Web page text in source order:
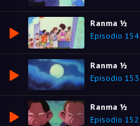
Ranma ½
Episodio 154
Ranma ½
Episodio 153
Ranma ½
Episodio 152